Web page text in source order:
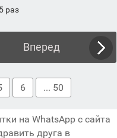
раз
Вперед
6 ... 50
на WhatsApp с сайта
друга в